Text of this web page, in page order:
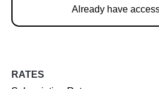
Already have
RATES